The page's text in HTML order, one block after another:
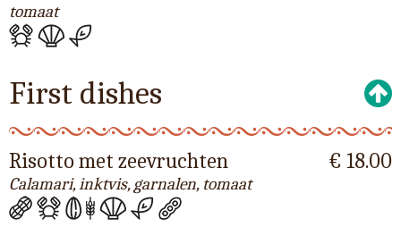
tomaat
First dishes
Risotto met zeevruchten
Calamari, inktvis, garnalen, tomaat
€ 18.00